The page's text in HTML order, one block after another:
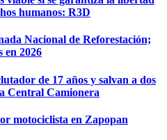
humanos: R3D
Nacional de Reforestación;
en 2026
de 17 años y salvan a dos
Central Camionera
motociclista en Zapopan